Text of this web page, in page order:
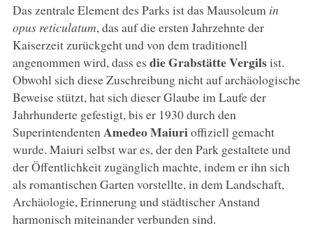
Das zentrale Element des Parks ist das Mausoleum in
opus reticulatum, das auf die ersten Jahrzehnte der
Kaiserzeit zurückgeht und von dem traditionell
angenommen wird, dass es die Grabstätte Vergilsist.
Obwohl sich diese Zuschreibung nicht auf archäologische
Beweise stützt, hat sich dieser Glaube im Laufe der
Jahrhunderte gefestigt, bis er 1930 durch den
Superintendenten Amedeo Maiurioffiziell gemacht
wurde. Maiuri selbst war es, der den Park gestaltete und
der Öffentlichkeit zugänglich machte, indem er ihn sich
als romantischen Garten vorstellte, in dem Landschaft,
Archäologie, Erinnerung und städtischer Anstand
harmonisch miteinander verbunden sind.